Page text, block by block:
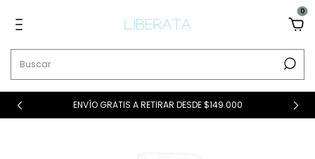
0
ENVÍO GRATIS A RETIRAR DESDE $149.000